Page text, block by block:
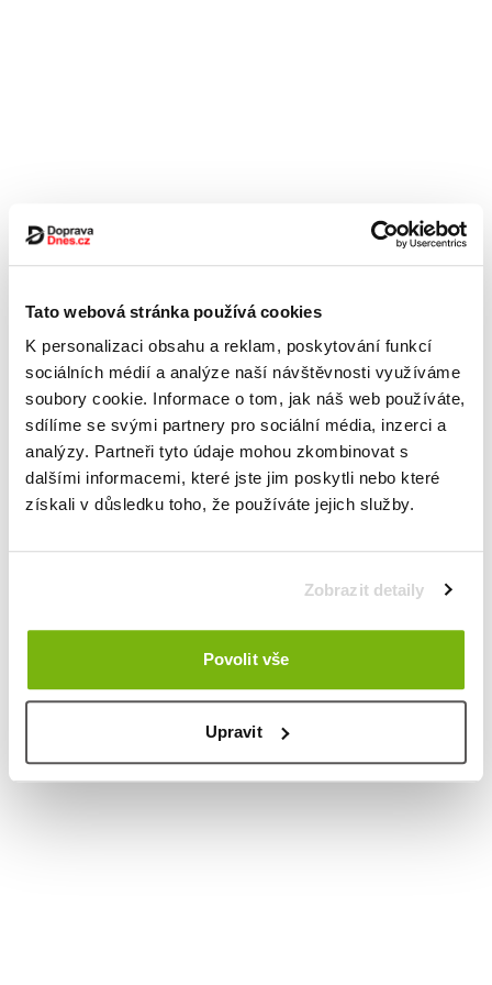
Tato webová stránka používá cookies
K personalizaci obsahu a reklam, poskytování funkcí
sociálních médií a analýze naší návštěvnosti využíváme
soubory cookie. Informace o tom, jak náš web používáte,
sdílíme se svými partnery pro sociální média, inzerci a
analýzy. Partneři tyto údaje mohou zkombinovat s
dalšími informacemi, které jste jim poskytli nebo které
získali v důsledku toho, že používáte jejich služby.
Zobrazit detaily
Povolit vše
Upravit